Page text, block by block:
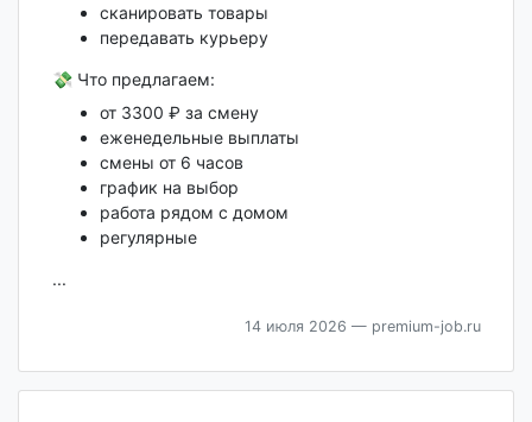
сканировать товары
передавать курьеру
💸 Что предлагаем:
от 3300 ₽ за смену
еженедельные выплаты
смены от 6 часов
график на выбор
работа рядом с домом
регулярные
...
14 июля 2026 — premium-job.ru